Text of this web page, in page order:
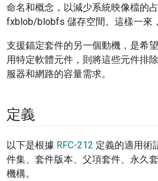
命名和概念，以減少系統映像檔的
fxblob/blobfs 儲存空間。這樣一來
支援錨定套件的另一個動機，是希
用特定軟體元件，則將這些元件排
服器和網路的容量需求。
定義
以下是根據 RFC-212 定義的適用術
件集、套件版本、父項套件、永久
機構。